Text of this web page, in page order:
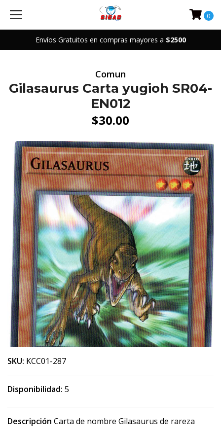
Envíos Gratuitos en compras mayores a $2500
0
Comun
Gilasaurus Carta yugioh SR04-
EN012
$30.00
SKU: KCC01-287
Disponibilidad: 5
Descripción Carta de nombre Gilasaurus de rareza